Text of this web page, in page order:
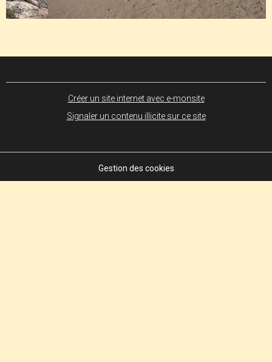
Créer un site internet avec e-monsite
Signaler un contenu illicite sur ce site
Gestion des cookies